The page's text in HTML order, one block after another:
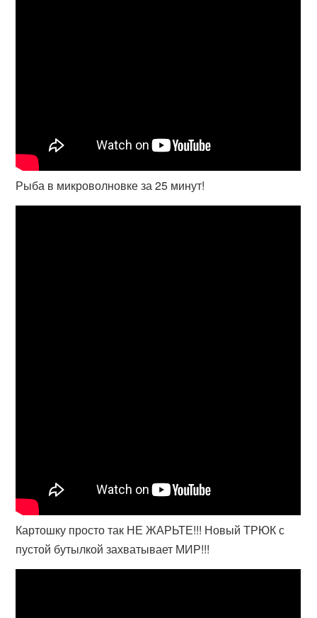
Рыба в микроволновке за 25 минут!
Картошку просто так НЕ ЖАРЬТЕ!!! Новый ТРЮК с
пустой бутылкой захватывает МИР!!!